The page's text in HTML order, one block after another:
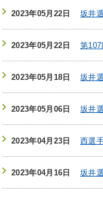
2023年05月22日 坂井
2023年05月22日 第
2023年05月18日 坂井
2023年05月06日 坂井
2023年04月23日 西選
2023年04月16日 坂井